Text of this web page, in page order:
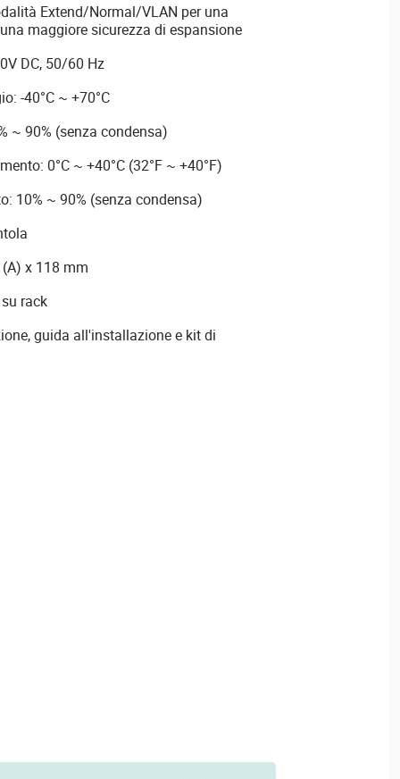
Extend/Normal/VLAN per una
maggiore sicurezza di espansione
DC, 50/60 Hz
-40°C ~ +70°C
~ 90% (senza condensa)
0°C ~ +40°C (32°F ~ +40°F)
10% ~ 90% (senza condensa)
x 118 mm
rack
guida all'installazione e kit di